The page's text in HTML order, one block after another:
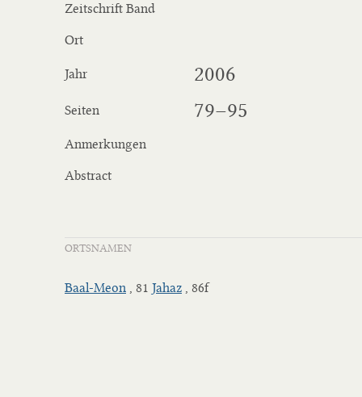
Zeitschrift Band
Ort
Jahr 2006
Seiten 79–95
Anmerkungen
Abstract
ORTSNAMEN
Baal-Meon , 81 Jahaz , 86f